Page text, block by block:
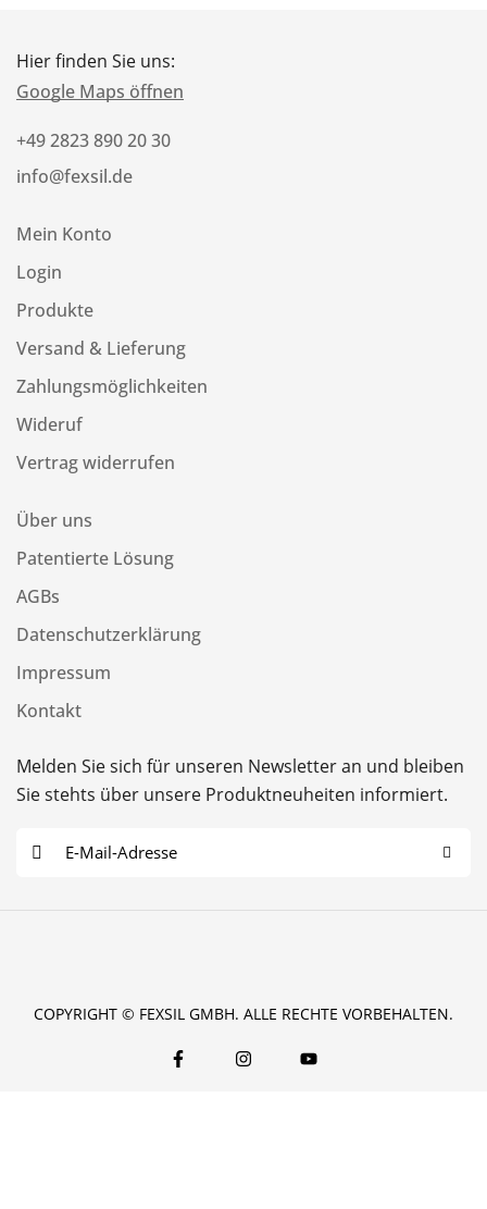
Hier finden Sie uns:
Google Maps öffnen
+49 2823 890 20 30
info@fexsil.de
Mein Konto
Login
Produkte
Versand & Lieferung
Zahlungsmöglichkeiten
Wideruf
Vertrag widerrufen
Über uns
Patentierte Lösung
AGBs
Datenschutzerklärung
Impressum
Kontakt
Melden Sie sich für unseren Newsletter an und bleiben
Sie stehts über unsere Produktneuheiten informiert.
COPYRIGHT © FEXSIL GMBH. ALLE RECHTE VORBEHALTEN.